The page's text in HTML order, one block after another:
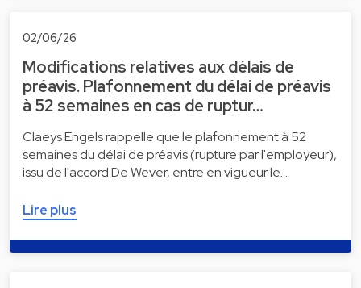
02/06/26
Modifications relatives aux délais de
préavis. Plafonnement du délai de préavis
à 52 semaines en cas de ruptur…
Claeys Engels rappelle que le plafonnement à 52
semaines du délai de préavis (rupture par l'employeur),
issu de l'accord De Wever, entre en vigueur le…
Lire plus